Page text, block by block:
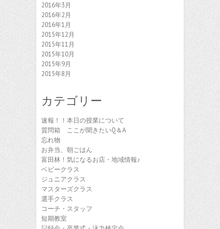
2016年3月
2016年2月
2016年1月
2015年12月
2015年11月
2015年10月
2015年9月
2015年8月
カテゴリー
速報！！本日の授業について
質問箱 ここが聞きたいQ＆A
忘れ物
お弁当、朝ごはん
富田林！気になるお店・地域情報♪
ベビークラス
ジュニアクラス
マスターズクラス
選手クラス
コーチ・スタッフ
短期教室